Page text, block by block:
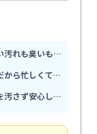
部品を外した高圧洗浄で普段届かない汚れも臭いもすっきり解消
スマホで予約完結し金額も事前明確だから忙しくても頼みやすい
作業中はしっかり養生するから部屋を汚さず安心して任せられる